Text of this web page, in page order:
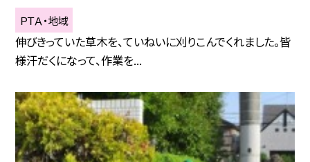
ＰＴＡ・地域
伸びきっていた草木を、ていねいに刈りこんでくれました。皆
様汗だくになって、作業を...